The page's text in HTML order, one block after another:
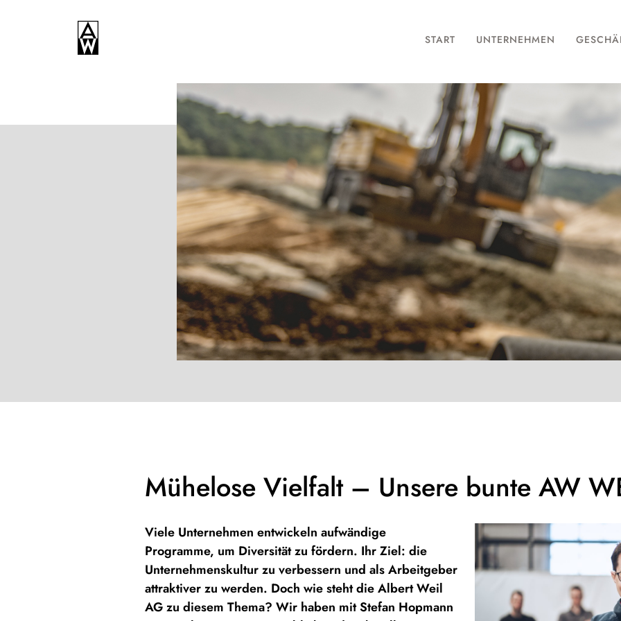
START UNTERNEHMEN
Mühelose Vielfalt – Unsere bunte AW
Viele Unternehmen entwickeln aufwändige
Programme, um Diversität zu fördern. Ihr Ziel: die
Unternehmenskultur zu verbessern und als Arbeitgeber
attraktiver zu werden. Doch wie steht die Albert Weil
AG zu diesem Thema? Wir haben mit Stefan Hopmann